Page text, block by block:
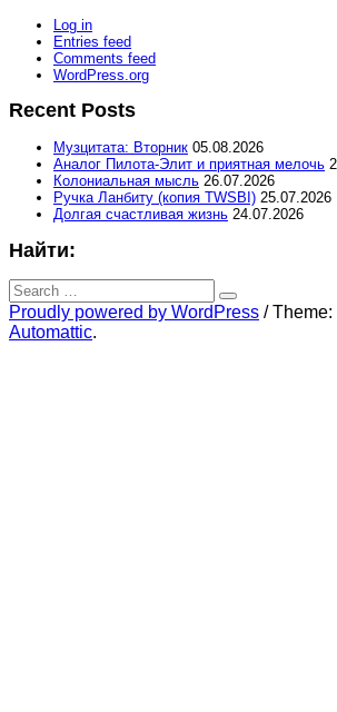
Log in
Entries feed
Comments feed
WordPress.org
Recent Posts
Музцитата: Вторник 05.08.2026
Аналог Пилота-Элит и приятная мелочь
Колониальная мысль 26.07.2026
Ручка Ланбиту (копия TWSBI) 25.07.2026
Долгая счастливая жизнь 24.07.2026
Найти:
Search
for:
Search
Proudly powered by WordPress /Theme:
Automattic.